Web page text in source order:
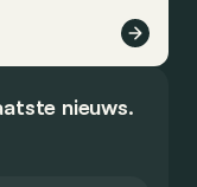
nieuws.